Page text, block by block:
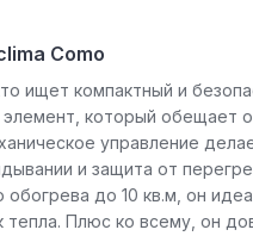
Como
ищет компактный и
который обещает
управление
и защита от
до 10 кв.м, он
тепла. Плюс ко всему, он